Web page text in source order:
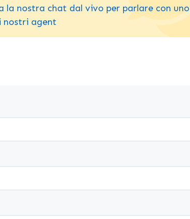
la nostra chat dal vivo per parlare con uno
nostri agent